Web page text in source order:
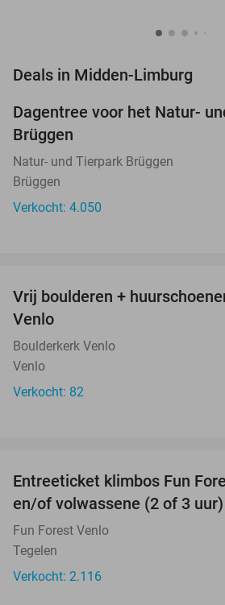
Deals in Midden-Limburg
Dagentree voor het Natur-
Brüggen
Natur- und Tierpark Brüggen
Brüggen
Verkocht: 4.050
TODAY
Vrij boulderen +
Venlo
Boulderkerk Venlo
Venlo
Verkocht: 82
Entreeticket klimbos Fun
en/of volwassene (2 of 3 uur)
Fun Forest Venlo
Tegelen
Verkocht: 2.116